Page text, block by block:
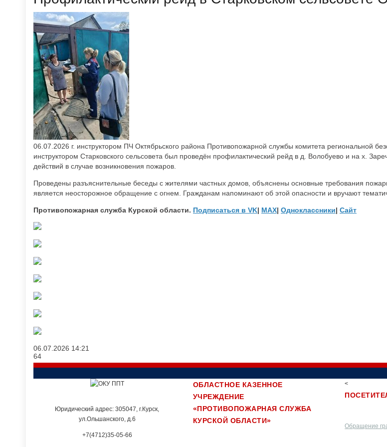
06.07.2026 г. инструктором ПЧ Октябрьского района Противопожарной службы комитета региональной
инструктором Старковского сельсовета был проведён профилактический рейд в д. Волобуево и на х.
действий в случае возникновения пожаров.
Проведены разъяснительные беседы с жителями частных домов, объяснены основные требования
является неосторожное обращение с огнем. Гражданам напоминают об этой опасности и вручают
Противопожарная служба Курской области. Подписаться в VK| MAX| Одноклассники| Сайт
06.07.2026 14:21
64
Юридический адрес: 305047, г.Курск,
ул.Ольшанского, д.6
+7(4712)35-05-66
ОБЛАСТНОЕ КАЗЕННОЕ
УЧРЕЖДЕНИЕ
«ПРОТИВОПОЖАРНАЯ СЛУЖБА
КУРСКОЙ ОБЛАСТИ»
<
Обращение